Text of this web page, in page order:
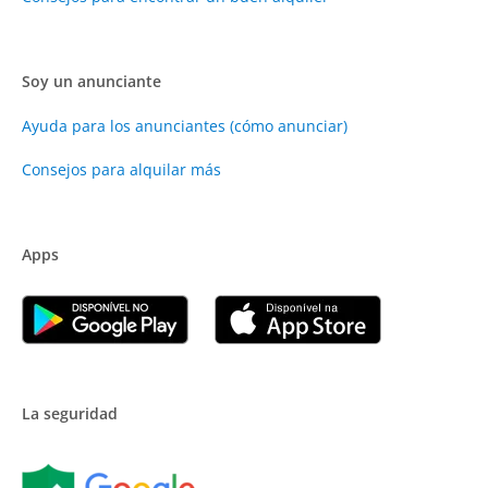
Soy un anunciante
Ayuda para los anunciantes (cómo anunciar)
Consejos para alquilar más
Apps
La seguridad